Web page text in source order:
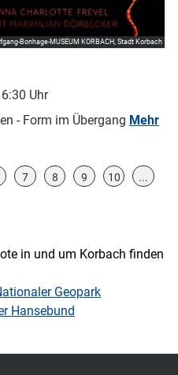
Uhr
- Form im Übergang Mehr
Bonhage-MUSEUM KORBACH, Stadt Korbach
7 8 9 10 ...
in und um Korbach finden
Geopark
Hansebund